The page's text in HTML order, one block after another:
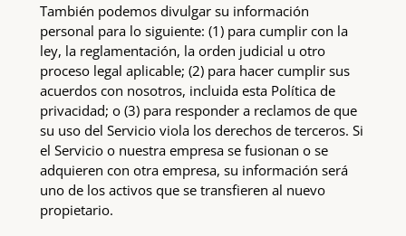
También podemos divulgar su información
personal para lo siguiente: (1) para cumplir con la
ley, la reglamentación, la orden judicial u otro
proceso legal aplicable; (2) para hacer cumplir sus
acuerdos con nosotros, incluida esta Política de
privacidad; o (3) para responder a reclamos de que
su uso del Servicio viola los derechos de terceros. Si
el Servicio o nuestra empresa se fusionan o se
adquieren con otra empresa, su información será
uno de los activos que se transfieren al nuevo
propietario.